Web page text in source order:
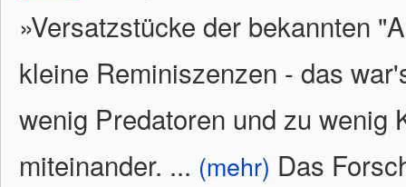
»Versatzstücke der bekannten
kleine Reminiszenzen - das
wenig Predatoren und zu wenig
miteinander. ... (mehr) Das